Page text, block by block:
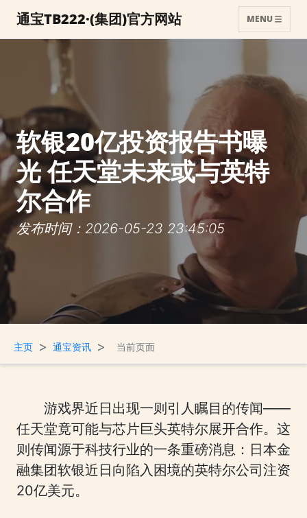
通宝TB222·(集团)官方网站 MENU
软银20亿投资报告书曝
光 任天堂未来或与英特
尔合作
发布时间：2026-05-23 23:45:05
主页 > 通宝资讯 > 当前页面
游戏界近日出现一则引人瞩目的传闻——
任天堂竟可能与芯片巨头英特尔展开合作。这
则传闻源于科技行业的一条重磅消息：日本金
融集团软银近日向陷入困境的英特尔公司注资
20亿美元。